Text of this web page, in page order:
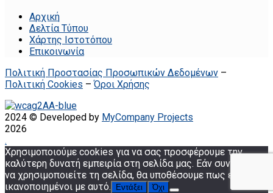
Αρχική
Δελτία Τύπου
Χάρτης Ιστοτόπου
Επικοινωνία
Πολιτική Προστασίας Προσωπικών Δεδομένων –
Πολιτική Cookies –Όροι Χρήσης
2024 © Developed by MyCompany Projects
2026
.
Χρησιμοποιούμε cookies για να σας προσφέρουμε την
καλύτερη δυνατή εμπειρία στη σελίδα μας. Εάν συνεχίσετε
να χρησιμοποιείτε τη σελίδα, θα υποθέσουμε πως είστε
ικανοποιημένοι με αυτό.
Εντάξει Όχι